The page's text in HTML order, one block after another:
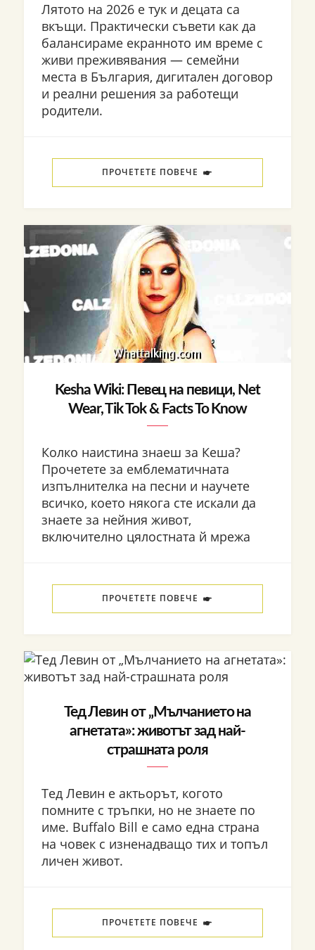
Лятото на 2026 е тук и децата са
вкъщи. Практически съвети как да
балансираме екранното им време с
живи преживявания — семейни
места в България, дигитален договор
и реални решения за работещи
родители.
ПРОЧЕТЕТЕ ПОВЕЧЕ
Kesha Wiki: Певец на певици, Net
Wear, Tik Tok & Facts To Know
Колко наистина знаеш за Кеша?
Прочетете за емблематичната
изпълнителка на песни и научете
всичко, което някога сте искали да
знаете за нейния живот,
включително цялостната й мрежа
ПРОЧЕТЕТЕ ПОВЕЧЕ
Тед Левин от „Мълчанието на
агнетата»: животът зад най-
страшната роля
Тед Левин е актьорът, когото
помните с тръпки, но не знаете по
име. Buffalo Bill е само една страна
на човек с изненадващо тих и топъл
личен живот.
ПРОЧЕТЕТЕ ПОВЕЧЕ